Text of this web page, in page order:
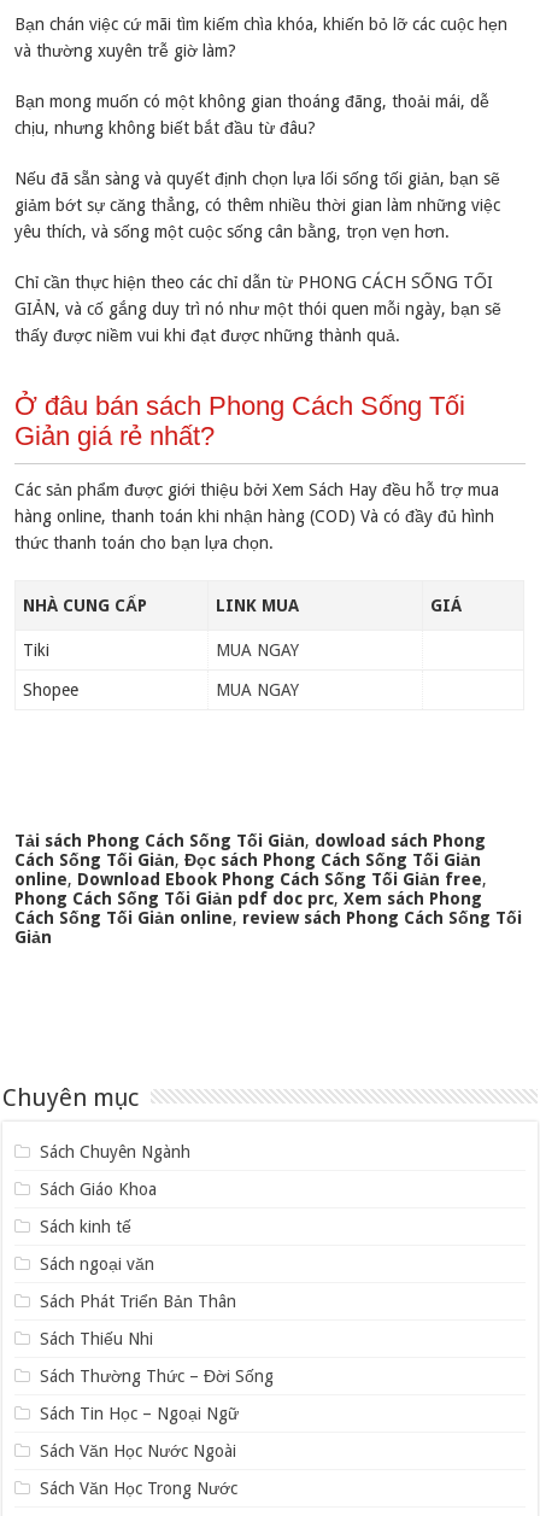
Bạn chán việc cứ mãi tìm kiếm chìa khóa, khiến bỏ lỡ các cuộc hẹn
và thường xuyên trễ giờ làm?
Bạn mong muốn có một không gian thoáng đãng, thoải mái, dễ
chịu, nhưng không biết bắt đầu từ đâu?
Nếu đã sẵn sàng và quyết định chọn lựa lối sống tối giản, bạn sẽ
giảm bớt sự căng thẳng, có thêm nhiều thời gian làm những việc
yêu thích, và sống một cuộc sống cân bằng, trọn vẹn hơn.
Chỉ cần thực hiện theo các chỉ dẫn từ PHONG CÁCH SỐNG TỐI
GIẢN, và cố gắng duy trì nó như một thói quen mỗi ngày, bạn sẽ
thấy được niềm vui khi đạt được những thành quả.
Ở đâu bán sách Phong Cách Sống Tối
Giản giá rẻ nhất?
Các sản phẩm được giới thiệu bởi Xem Sách Hay đều hỗ trợ mua
hàng online, thanh toán khi nhận hàng (COD) Và có đầy đủ hình
thức thanh toán cho bạn lựa chọn.
NHÀ CUNG CẤP LINK MUA GIÁ
Tiki MUA NGAY
Shopee MUA NGAY
Tải sách Phong Cách Sống Tối Giản, dowload sách Phong
Cách Sống Tối Giản,Đọc sách Phong Cách Sống Tối Giản
online, Download Ebook Phong Cách Sống Tối Giản free,
Phong Cách Sống Tối Giản pdf doc prc,Xem sách Phong
Cách Sống Tối Giản online, review sách Phong Cách Sống Tối
Giản
Chuyên mục
Sách Chuyên Ngành
Sách Giáo Khoa
Sách kinh tế
Sách ngoại văn
Sách Phát Triển Bản Thân
Sách Thiếu Nhi
Sách Thường Thức – Đời Sống
Sách Tin Học – Ngoại Ngữ
Sách Văn Học Nước Ngoài
Sách Văn Học Trong Nước